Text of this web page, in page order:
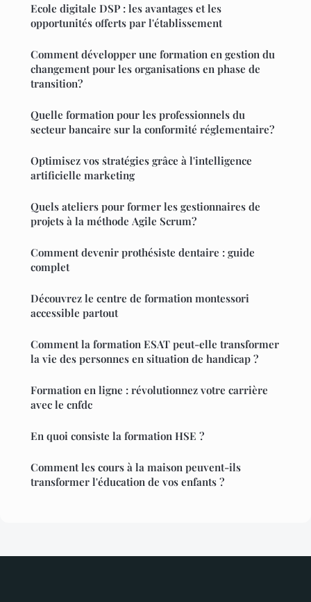
Ecole digitale DSP : les avantages et les
opportunités offerts par l'établissement
Comment développer une formation en gestion du
changement pour les organisations en phase de
transition?
Quelle formation pour les professionnels du
secteur bancaire sur la conformité réglementaire?
Optimisez vos stratégies grâce à l'intelligence
artificielle marketing
Quels ateliers pour former les gestionnaires de
projets à la méthode Agile Scrum?
Comment devenir prothésiste dentaire : guide
complet
Découvrez le centre de formation montessori
accessible partout
Comment la formation ESAT peut-elle transformer
la vie des personnes en situation de handicap ?
Formation en ligne : révolutionnez votre carrière
avec le cnfdc
En quoi consiste la formation HSE ?
Comment les cours à la maison peuvent-ils
transformer l'éducation de vos enfants ?